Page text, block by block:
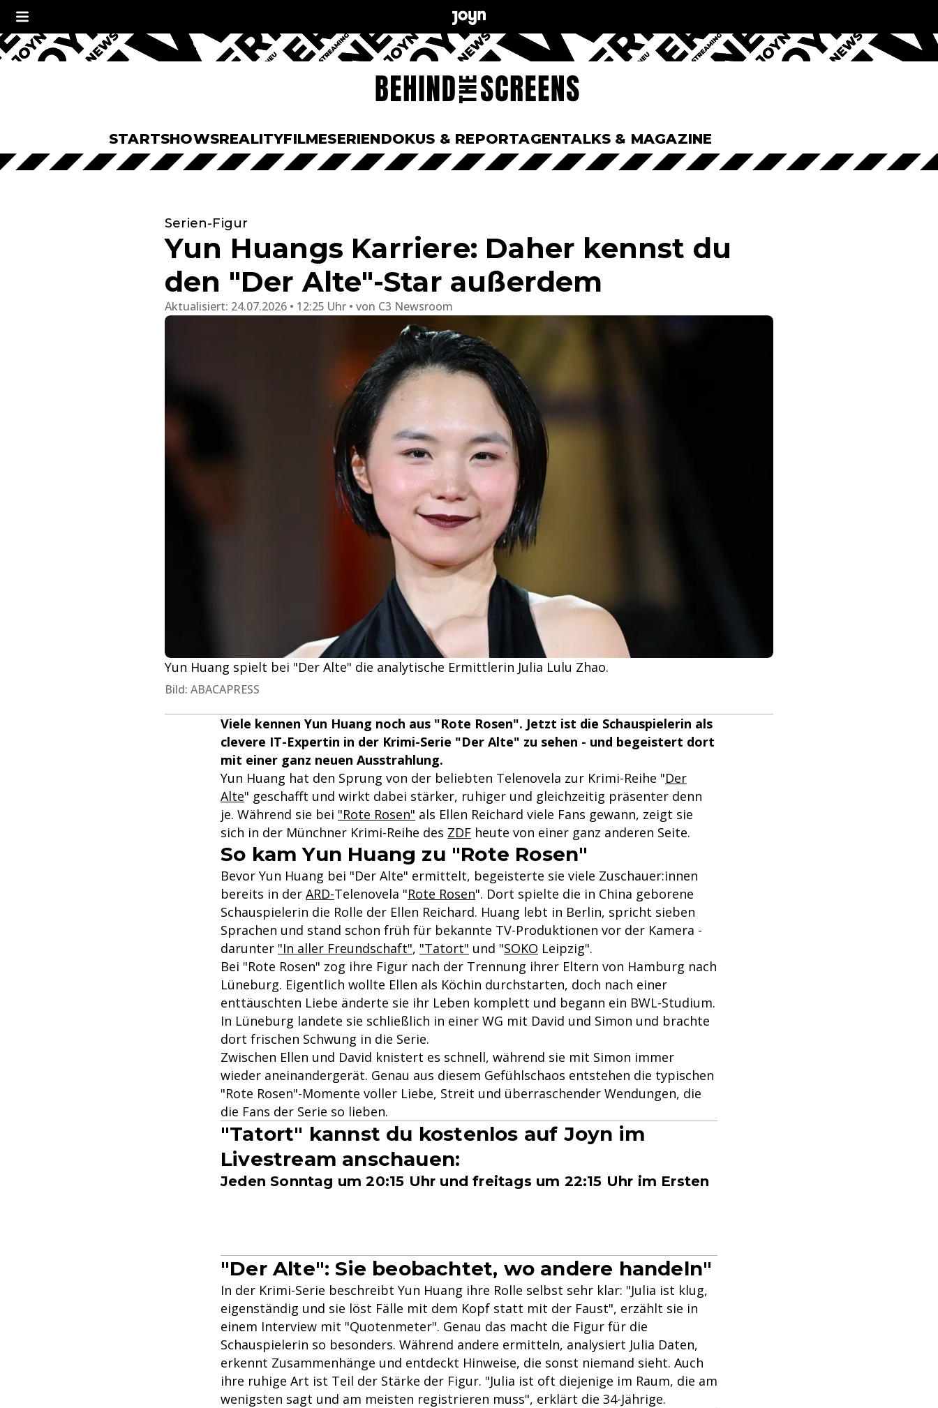
STARTSHOWSREALITYFILMESERIENDOKUS & REPORTAGENTALKS & MAGAZINE
Serien-Figur
Yun Huangs Karriere: Daher kennst du
den "Der Alte"-Star außerdem
Aktualisiert: 24.07.2026 • 12:25 Uhr von C3 Newsroom
Yun Huang spielt bei "Der Alte" die analytische Ermittlerin Julia Lulu Zhao.
Bild: ABACAPRESS
Viele kennen Yun Huang noch aus "Rote Rosen". Jetzt ist die Schauspielerin als
clevere IT-Expertin in der Krimi-Serie "Der Alte" zu sehen - und begeistert dort
mit einer ganz neuen Ausstrahlung.
Yun Huang hat den Sprung von der beliebten Telenovela zur Krimi-Reihe "Der
Alte" geschafft und wirkt dabei stärker, ruhiger und gleichzeitig präsenter denn
je. Während sie bei "Rote Rosen" als Ellen Reichard viele Fans gewann, zeigt sie
sich in der Münchner Krimi-Reihe des ZDF heute von einer ganz anderen Seite.
So kam Yun Huang zu "Rote Rosen"
Bevor Yun Huang bei "Der Alte" ermittelt, begeisterte sie viele Zuschauer:innen
bereits in der ARD-Telenovela "Rote Rosen". Dort spielte die in China geborene
Schauspielerin die Rolle der Ellen Reichard. Huang lebt in Berlin, spricht sieben
Sprachen und stand schon früh für bekannte TV-Produktionen vor der Kamera -
darunter "In aller Freundschaft", "Tatort" und "SOKO Leipzig".
Bei "Rote Rosen" zog ihre Figur nach der Trennung ihrer Eltern von Hamburg nach
Lüneburg. Eigentlich wollte Ellen als Köchin durchstarten, doch nach einer
enttäuschten Liebe änderte sie ihr Leben komplett und begann ein BWL-Studium.
In Lüneburg landete sie schließlich in einer WG mit David und Simon und brachte
dort frischen Schwung in die Serie.
Zwischen Ellen und David knistert es schnell, während sie mit Simon immer
wieder aneinandergerät. Genau aus diesem Gefühlschaos entstehen die typischen
"Rote Rosen"-Momente voller Liebe, Streit und überraschender Wendungen, die
die Fans der Serie so lieben.
"Tatort" kannst du kostenlos auf Joyn im
Livestream anschauen:
Jeden Sonntag um 20:15 Uhr und freitags um 22:15 Uhr im Ersten
"Der Alte": Sie beobachtet, wo andere handeln"
In der Krimi-Serie beschreibt Yun Huang ihre Rolle selbst sehr klar: "Julia ist klug,
eigenständig und sie löst Fälle mit dem Kopf statt mit der Faust", erzählt sie in
einem Interview mit "Quotenmeter". Genau das macht die Figur für die
Schauspielerin so besonders. Während andere ermitteln, analysiert Julia Daten,
erkennt Zusammenhänge und entdeckt Hinweise, die sonst niemand sieht. Auch
ihre ruhige Art ist Teil der Stärke der Figur. "Julia ist oft diejenige im Raum, die am
wenigsten sagt und am meisten registrieren muss", erklärt die 34-Jährige.